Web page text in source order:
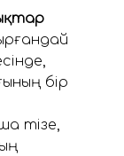
бір
тізе,